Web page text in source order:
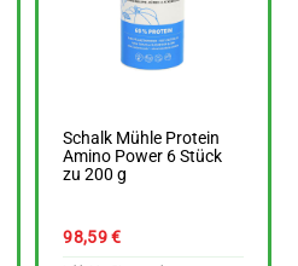
Schalk Mühle Protein
Amino Power 6 Stück
zu 200 g
98,59€